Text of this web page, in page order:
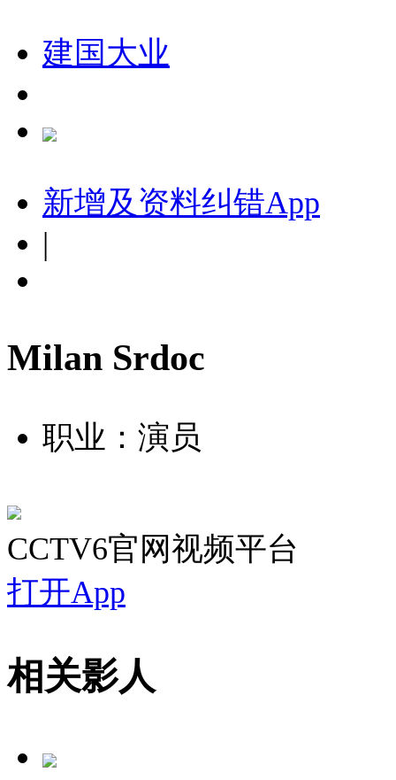
建国大业
新增及资料纠错App
|
Milan Srdoc
职业：演员
CCTV6官网视频平台
打开App
相关影人